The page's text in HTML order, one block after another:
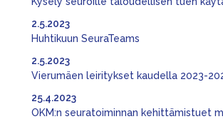
Huhtikuun SeuraTeams
2.5.2023
Vierumäen leiritykset kaudella 2023-
2.5.2023
OKM:n seuratoiminnan kehittämistuet
25.4.2023